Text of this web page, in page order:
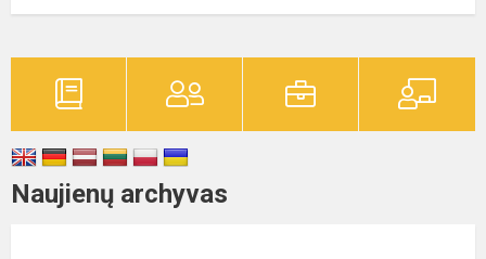
Naujienų archyvas